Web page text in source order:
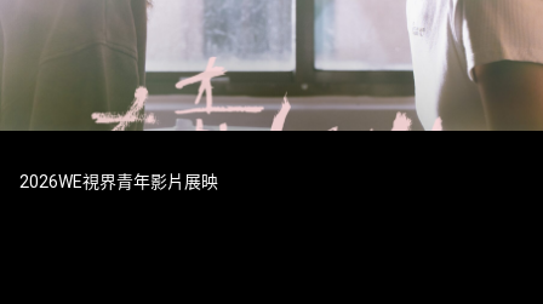
2026WE視界青年影片展映